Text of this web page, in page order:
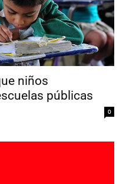
niños
públicas
0